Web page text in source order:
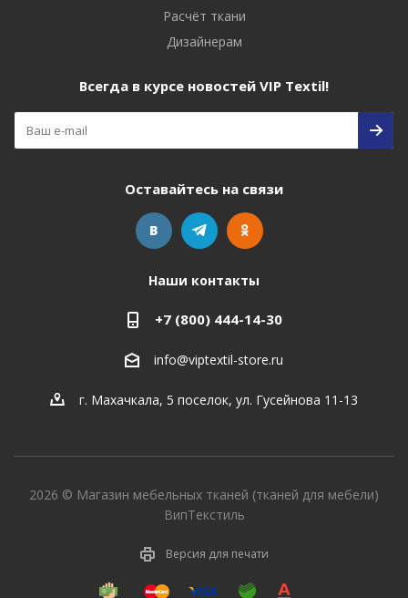
Расчёт ткани
Дизайнерам
Всегда в курсе новостей VIP Textil!
Оставайтесь на связи
Наши контакты
+7 (800) 444-14-30
info@viptextil-store.ru
г. Махачкала, 5 поселок, ул. Гусейнова 11-13
2026 © Магазин мебельных тканей (тканей для мебели)
ВипТекстиль
Версия для печати